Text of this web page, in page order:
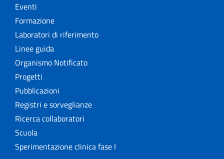
Eventi
Formazione
Laboratori di riferimento
Linee guida
Organismo Notificato
Progetti
Pubblicazioni
Registri e sorveglianze
Ricerca collaboratori
Scuola
Sperimentazione clinica fase I